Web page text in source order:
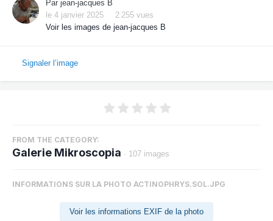
Par jean-jacques B
le 4 janvier 2025
2 255 vues
Voir les images de jean-jacques B
Signaler l’image
FROM THE CATEGORY:
Galerie Mikroscopia · 107 images
INFORMATIONS SUR LA PHOTO ACTINOPHRYS.SOL.JPG
Voir les informations EXIF de la photo